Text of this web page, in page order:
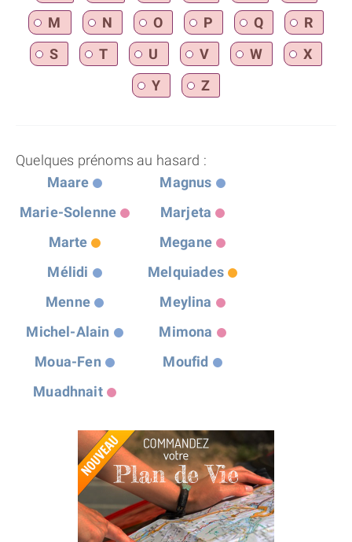
M
N O P Q
R
S
T U V W
X
Y
Z
Quelques prénoms au hasard :
Maare
Magnus
Marie-Solenne
Marjeta
Marte
Megane
Mélidi
Melquiades
Menne
Meylina
Michel-Alain
Mimona
Moua-Fen
Moufid
Muadhnait